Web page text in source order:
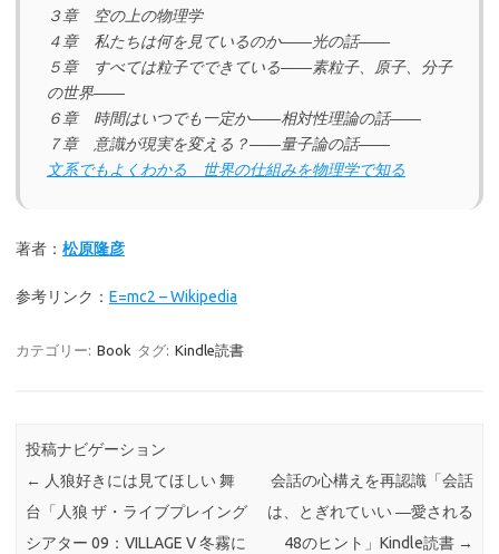
３章 空の上の物理学
４章 私たちは何を見ているのか――光の話――
５章 すべては粒子でできている――素粒子、原子、分子
の世界――
６章 時間はいつでも一定か――相対性理論の話――
７章 意識が現実を変える？――量子論の話――
文系でもよくわかる 世界の仕組みを物理学で知る
著者： 松原隆彦
参考リンク： E=mc2 – Wikipedia
カテゴリー: Book タグ: Kindle読書
投稿ナビゲーション
← 人狼好きには見てほしい 舞
台「人狼 ザ・ライブプレイング
シアター 09：VILLAGE V 冬霧に
会話の心構えを再認識「会話
は、とぎれていい ―愛される
48のヒント」Kindle読書 →